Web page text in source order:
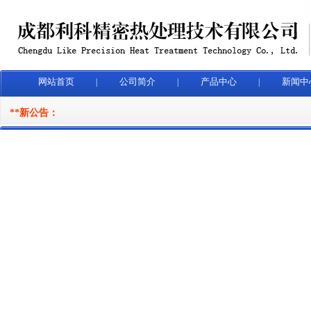
网站首页 公司简介 产品中心 新闻中
**新公告：